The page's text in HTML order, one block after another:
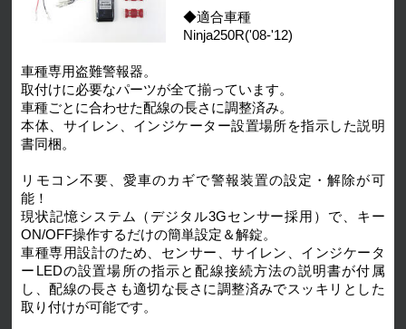
◆適合車種
Ninja250R('08-'12)
車種専用盗難警報器。
取付けに必要なパーツが全て揃っています。
車種ごとに合わせた配線の長さに調整済み。
本体、サイレン、インジケーター設置場所を指示した説明
書同梱。
リモコン不要、愛車のカギで警報装置の設定・解除が可
能！
現状記憶システム（デジタル3Gセンサー採用）で、キー
ON/OFF操作するだけの簡単設定＆解錠。
車種専用設計のため、センサー、サイレン、インジケータ
ーLEDの設置場所の指示と配線接続方法の説明書が付属
し、配線の長さも適切な長さに調整済みでスッキリとした
取り付けが可能です。